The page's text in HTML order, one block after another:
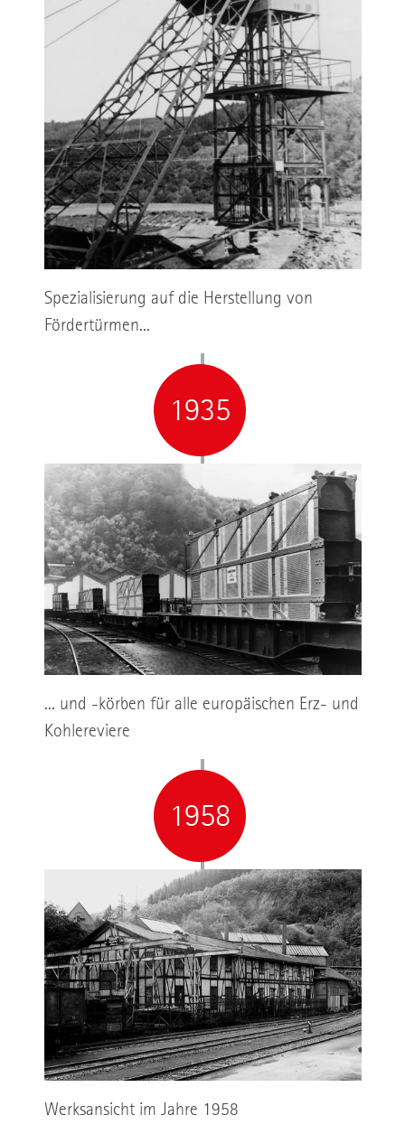
Spezialisierung auf die Herstellung von
Fördertürmen...
1935
... und -körben für alle europäischen Erz- und
Kohlereviere
1958
Werksansicht im Jahre 1958